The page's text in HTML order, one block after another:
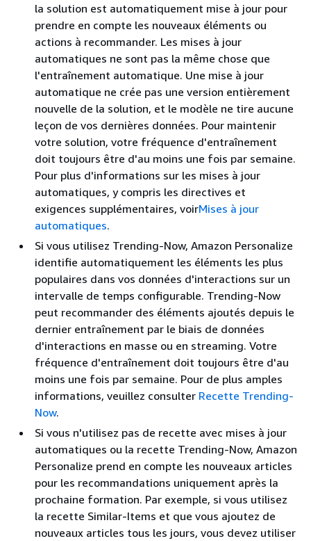
la solution est automatiquement mise à jour pour
prendre en compte les nouveaux éléments ou
actions à recommander. Les mises à jour
automatiques ne sont pas la même chose que
l'entraînement automatique. Une mise à jour
automatique ne crée pas une version entièrement
nouvelle de la solution, et le modèle ne tire aucune
leçon de vos dernières données. Pour maintenir
votre solution, votre fréquence d'entraînement
doit toujours être d'au moins une fois par semaine.
Pour plus d'informations sur les mises à jour
automatiques, y compris les directives et
exigences supplémentaires, voirMises à jour
automatiques.
Si vous utilisez Trending-Now, Amazon Personalize
identifie automatiquement les éléments les plus
populaires dans vos données d'interactions sur un
intervalle de temps configurable. Trending-Now
peut recommander des éléments ajoutés depuis le
dernier entraînement par le biais de données
d'interactions en masse ou en streaming. Votre
fréquence d'entraînement doit toujours être d'au
moins une fois par semaine. Pour de plus amples
informations, veuillez consulter Recette Trending-
Now.
Si vous n'utilisez pas de recette avec mises à jour
automatiques ou la recette Trending-Now, Amazon
Personalize prend en compte les nouveaux articles
pour les recommandations uniquement après la
prochaine formation. Par exemple, si vous utilisez
la recette Similar-Items et que vous ajoutez de
nouveaux articles tous les jours, vous devez utiliser